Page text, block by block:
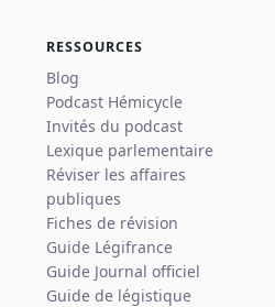
RESSOURCES
Blog
Podcast Hémicycle
Invités du podcast
Lexique parlementaire
Réviser les affaires
publiques
Fiches de révision
Guide Légifrance
Guide Journal officiel
Guide de légistique